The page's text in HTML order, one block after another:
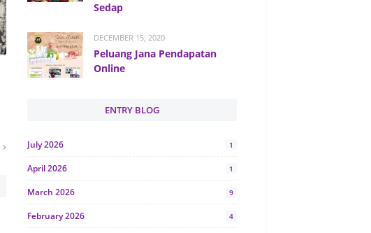
Sedap
DECEMBER 15, 2020
Peluang Jana Pendapatan
Online
ENTRY BLOG
July 2026 1
April 2026 1
March 2026 9
February 2026 4